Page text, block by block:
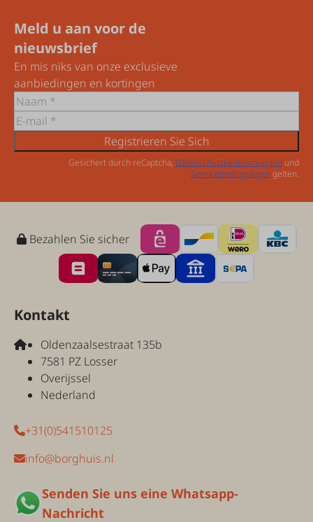
Meld u aan voor de
nieuwsbrief
En mis niks van onze exclusieve
aanbiedingen en kortingen
Registrieren Sie Sich
Gesichert durch reCaptcha, Datenschutzbestimmungen und
Servicebedingungen gelten.
Bezahlen Sie sicher
Kontakt
Oldenzaalsestraat 135b
7581 PZ Losser
Overijssel
Nederland
+31(0)541510125
info@borghuis.nl
Senden Sie uns eine Whatsapp-
Nachricht